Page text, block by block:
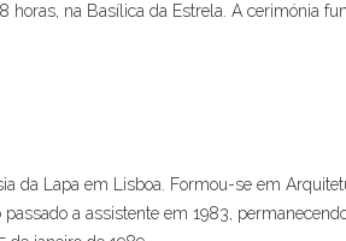
horas, na Basílica da Estrela. A cerimónia
da Lapa em Lisboa. Formou-se em
a assistente em 1983,